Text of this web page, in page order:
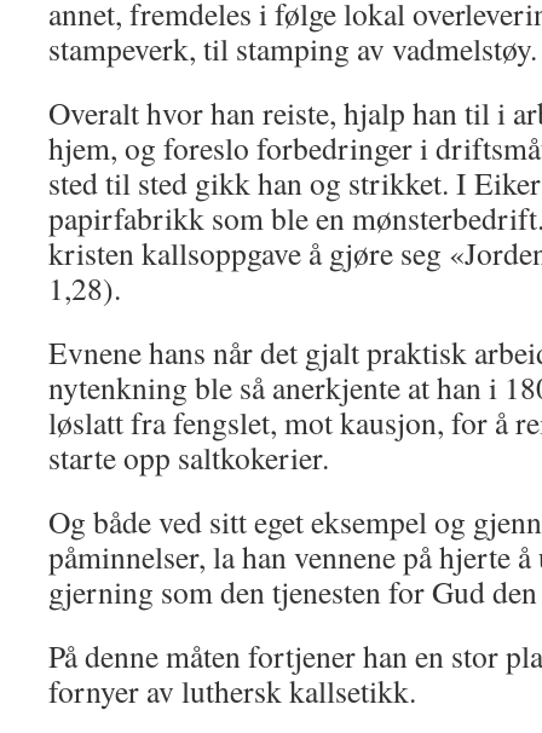
annet, fremdeles i følge lokal
stam­peverk, til stamping av vadmelstøy.
Overalt hvor han reiste, hjalp han til i
hjem, og foreslo forbedringer i
sted til sted gikk han og strikket. I
papirfabrikk som ble en
kristen kallsoppgave å gjøre seg
1,28).
Evnene hans når det gjalt praktisk
nytenkning ble så anerkjente at han i
løslatt fra fengslet, mot kausjon, for å
starte opp saltko­kerier.
Og både ved sitt eget eksempel og
påminnelser, la han vennene på hjerte
gjerning som den tjenesten for Gud
På denne måten fortjener han en stor
fornyer av luthersk kallsetikk.